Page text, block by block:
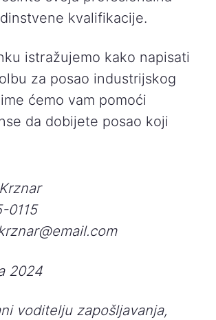
kvalifikacije.
istražujemo kako napisati
za posao industrijskog
ćemo vam pomoći
da dobijete posao koji
0115
2024
voditelju zapošljavanja,